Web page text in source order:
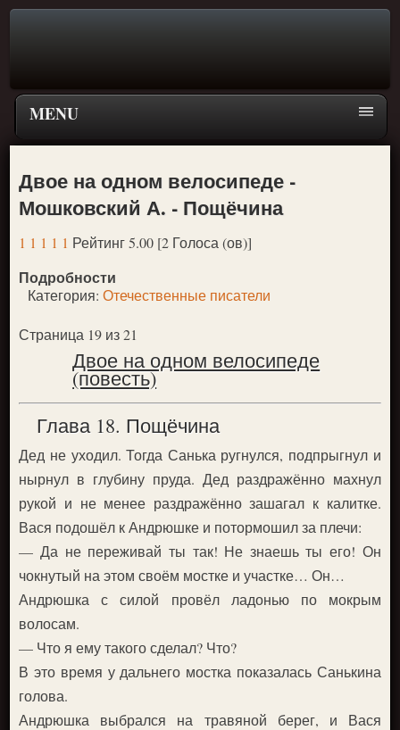
MENU
Главная страница
Поиск
ПЕРЕЙТИ К ГЛАВНОМУ МЕНЮ СКАЗОК
Новое
Популярное
Двое на одном велосипеде -
Мошковский А. - Пощёчина
1 1 1 1 1 Рейтинг 5.00 [2 Голоса (ов)]
Подробности
Категория:Отечественные писатели
Страница 19 из 21
Двое на одном велосипеде
(повесть)
Глава 18. Пощёчина
Дед не уходил. Тогда Санька ругнулся, подпрыгнул и
нырнул в глубину пруда. Дед раздражённо махнул
рукой и не менее раздражённо зашагал к калитке.
Вася подошёл к Андрюшке и потормошил за плечи:
— Да не переживай ты так! Не знаешь ты его! Он
чокнутый на этом своём мостке и участке… Он…
Андрюшка с силой провёл ладонью по мокрым
волосам.
— Что я ему такого сделал? Что?
В это время у дальнего мостка показалась Санькина
голова.
Андрюшка выбрался на травяной берег, и Вася